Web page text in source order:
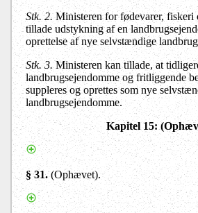
Stk. 2. Ministeren for fødevarer,
tillade udstykning af en
oprettelse af nye selvstændige
Stk. 3. Ministeren kan tillade, at
landbrugsejendomme og fritliggende
suppleres og oprettes som nye
landbrugsejendomme.
Kapitel 15:
§ 31.(Ophævet).